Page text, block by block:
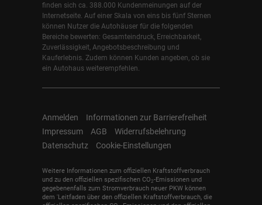
finden sich ca. 388.000 Kundenmeinungen auf der
Internetseite. Auf einer Skala von eins bis fünf Sternen
können Nutzer die Autohäuser für die folgenden
Bereiche bewerten: Gesamteindruck, Erreichbarkeit,
Zuverlässigkeit, Angebotsbeschreibung und
Kauferlebnis. Zudem können Kunden angeben, ob sie
ein Autohaus weiterempfehlen.
Anmelden
Informationen zur Barrierefreiheit
Impressum
AGB
Widerrufsbelehrung
Datenschutz
Cookie-Einstellungen
Weitere Informationen zum offiziellen Kraftstoffverbrauch
und zu den offiziellen spezifischen CO2-Emissionen und
gegebenenfalls zum Stromverbrauch neuer PKW können
dem 'Leitfaden über den offiziellen Kraftstoffverbrauch, die